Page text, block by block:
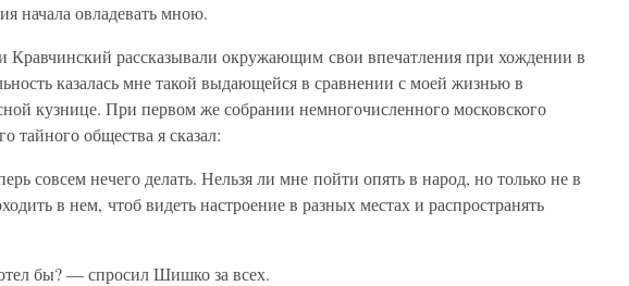
начала овладевать мною.
Кравчинский рассказывали окружающим свои впечатления при хождении в
казалась мне такой выдающейся в сравнении с моей жизнью в
кузнице. При первом же собрании немногочисленного московского
тайного общества я сказал:
совсем нечего делать. Нельзя ли мне пойти опять в народ, но только не в
в нем, чтоб видеть настроение в разных местах и распространять
бы? — спросил Шишко за всех.